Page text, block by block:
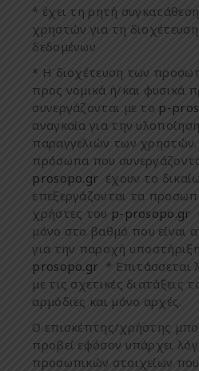
* έχει τη ρητή συγκατάθεση
χρηστών για τη διοχέτευση
δεδο μένων
* Η διοχέτευση των προσω
προς νομικά ή/ και φυσικά π
συνεργάζονται με το p-
αναγκαία για την υλοποίηση
παραγγελιών των χρηστών.
πρόσωπα που
prosopo.gr έχουν το δικαίω
επεξεργάζονται τα προσωπ
χρήστες του p-prosopo.gr
μόνο στο βαθμό που είναι α
για την παροχή υπ
prosopo.gr * Επιτάσσεται
με τις σχετικές διατάξεις
αρμόδιες και μόνο αρχές.
Ο επισκέπτης/χρήστης μπ
προβεί εφόσον υπάρχει
προσωπικών στοιχείων που